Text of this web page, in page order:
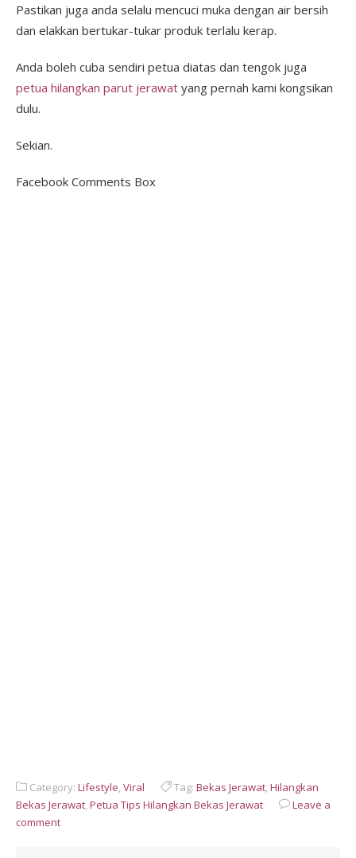
Pastikan juga anda selalu mencuci muka dengan air bersih
dan elakkan bertukar-tukar produk terlalu kerap.
Anda boleh cuba sendiri petua diatas dan tengok juga
petua hilangkan parut jerawat yang pernah kami kongsikan
dulu.
Sekian.
Facebook Comments Box
Category: Lifestyle,Viral Tag: Bekas Jerawat,Hilangkan
Bekas Jerawat,Petua Tips Hilangkan Bekas Jerawat
Leave a
comment